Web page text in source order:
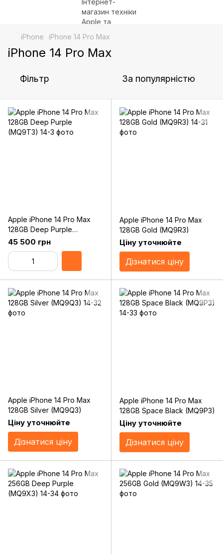
iPhone iPhone 14 Pro Max
iPhone 14 Pro Max
Фільтр За популярністю
Apple iPhone 14 Pro Max
128GB Deep Purple
(MQ9T3)
45 500 грн
Apple iPhone 14 Pro Max
128GB Gold (MQ9R3)
Ціну уточнюйте
Дізнатися ціну
Apple iPhone 14 Pro Max
128GB Silver (MQ9Q3)
Ціну уточнюйте
Дізнатися ціну
Apple iPhone 14 Pro Max
128GB Space Black (MQ9P3)
Ціну уточнюйте
Дізнатися ціну